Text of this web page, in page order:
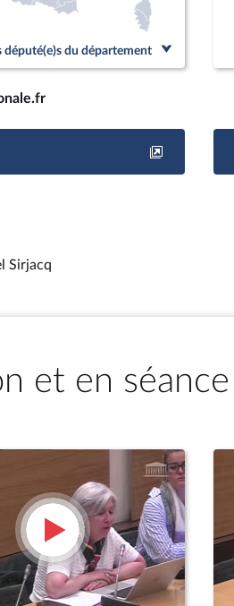
député(e)s du département
Sirjacq
et en séance